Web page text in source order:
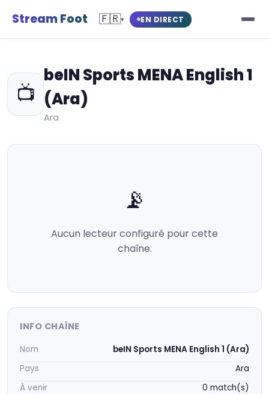
Stream Foot 🇫🇷▾ EN DIRECT
📺
beIN Sports MENA English 1
(Ara)
Ara
📡
Aucun lecteur configuré pour cette
chaîne.
INFO CHAÎNE
Nom
beIN Sports MENA English 1 (Ara)
Pays
Ara
À venir
0 match(s)